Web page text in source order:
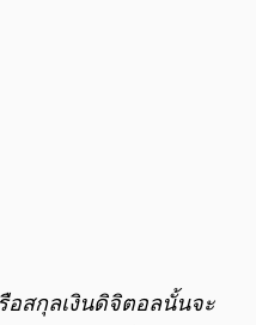
สกุลเงินดิจิตอลนั้นจะ